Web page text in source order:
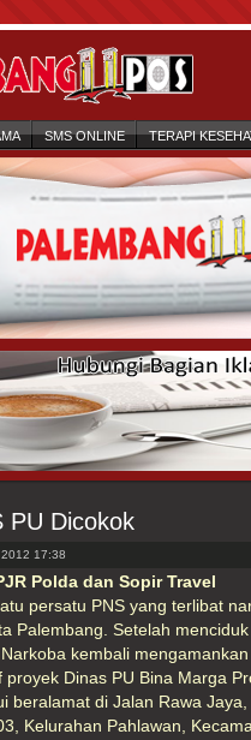
SMS ONLINE TERAPI
PU Dicokok
2012 17:38
Polda dan Sopir Travel
persatu PNS yang terlibat
Palembang. Setelah
kembali
proyek Dinas PU Bina Marga
beralamat di Jalan Rawa
Kelurahan Pahlawan,